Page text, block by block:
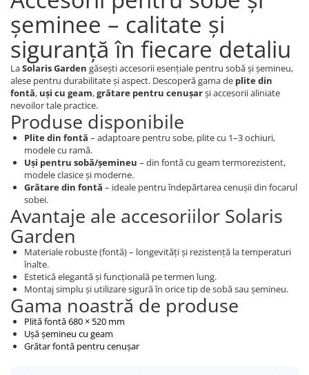
șeminee – calitate și
siguranță în fiecare detaliu
LaSolaris Garden găsești accesorii esențiale pentru sobă și șemineu,
alese pentru durabilitate și aspect. Descoperă gama de plite din
fontă, uși cu geam,grătare pentru cenușarși accesorii aliniate
nevoilor tale practice.
Produse disponibile
Plite din fontă – adaptoare pentru sobe, plite cu 1–3 ochiuri,
modele cu ramă.
Uși pentru sobă/șemineu – din fontă cu geam termorezistent,
modele clasice și moderne.
Grătare din fontă – ideale pentru îndepărtarea cenușii din focarul
sobei.
Avantaje ale accesoriilor Solaris
Garden
Materiale robuste (fontă) – longevități și rezistență la temperaturi
înalte.
Estetică elegantă și funcțională pe termen lung.
Montaj simplu și utilizare sigură în orice tip de sobă sau șemineu.
Gama noastră de produse
Plită fontă 680 × 520 mm
Ușă șemineu cu geam
Grătar fontă pentru cenușar